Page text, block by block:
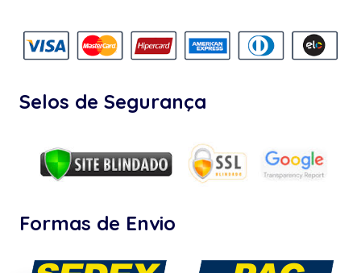
Selos de Segurança
Formas de Envio